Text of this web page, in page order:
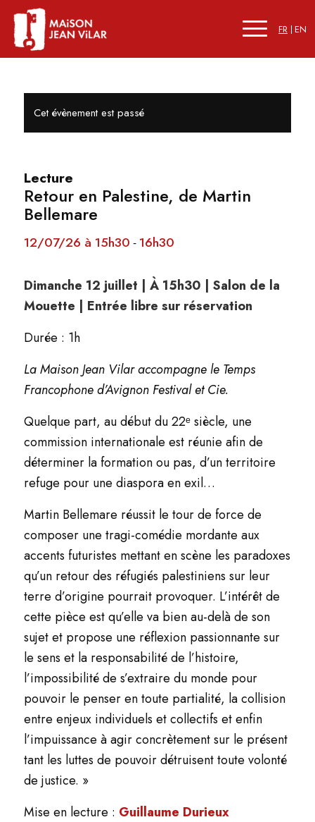
FR EN
Cet évènement est passé
Lecture
Retour en Palestine, de Martin
Bellemare
12/07/26 à 15h30 - 16h30
Dimanche 12 juillet | À 15h30 | Salon de la
Mouette | Entrée libre sur réservation
Durée : 1h
La Maison Jean Vilar accompagne le Temps
Francophone d’Avignon Festival et Cie.
Quelque part, au début du 22ᵉ siècle, une
commission internationale est réunie afin de
déterminer la formation ou pas, d’un territoire
refuge pour une diaspora en exil…
Martin Bellemare réussit le tour de force de
composer une tragi-comédie mordante aux
accents futuristes mettant en scène les paradoxes
qu’un retour des réfugiés palestiniens sur leur
terre d’origine pourrait provoquer. L’intérêt de
cette pièce est qu’elle va bien au-delà de son
sujet et propose une réflexion passionnante sur
le sens et la responsabilité de l’histoire,
l’impossibilité de s’extraire du monde pour
pouvoir le penser en toute partialité, la collision
entre enjeux individuels et collectifs et enfin
l’impuissance à agir concrètement sur le présent
tant les luttes de pouvoir détruisent toute volonté
de justice. »
Mise en lecture : Guillaume Durieux